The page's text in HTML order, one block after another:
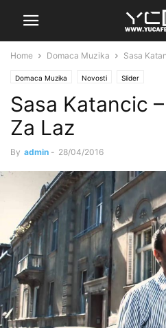
Home Domaca Muzika Sasa
Domaca Muzika Novosti Slider
Sasa Katancic
Za Laz
By admin - 28/04/2016